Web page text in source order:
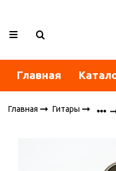
Главная
Главная Гитары